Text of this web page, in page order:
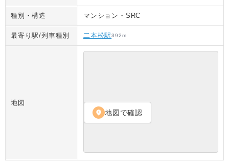
種別・構造 マンション ・ SRC
最寄り駅/列車種別 二本松駅392m
地図
location_on 地図で確認